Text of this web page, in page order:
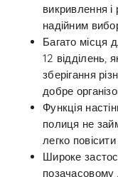
викривлення і
надійним
Багато місця
12 відділень,
зберігання
добре
Функція
полиця не
легко повісити
Широке